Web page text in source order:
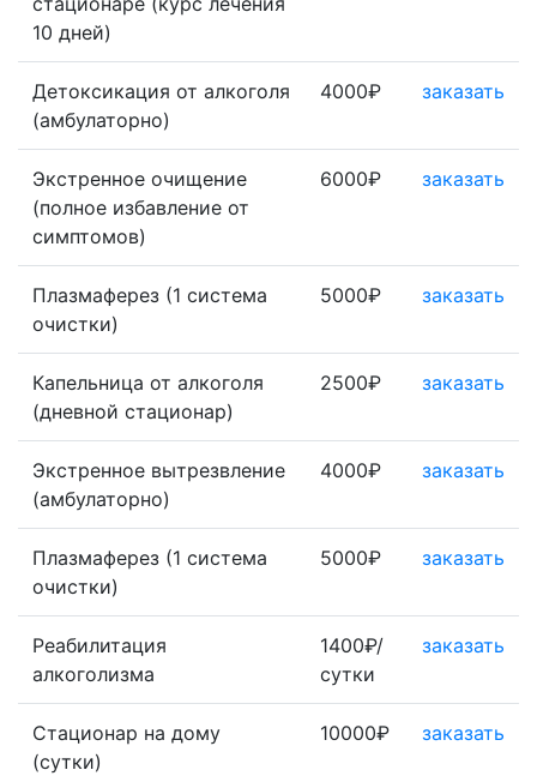
10 дней)
Детоксикация от алкоголя
(амбулаторно)
4000₽ заказать
Экстренное очищение
(полное избавление от
симптомов)
6000₽ заказать
Плазмаферез (1 система
очистки)
5000₽ заказать
Капельница от алкоголя
(дневной стационар)
2500₽ заказать
Экстренное вытрезвление
(амбулаторно)
4000₽ заказать
Плазмаферез (1 система
очистки)
5000₽ заказать
Реабилитация
алкоголизма
1400₽/
сутки
заказать
Стационар на дому
(сутки)
10000₽ заказать